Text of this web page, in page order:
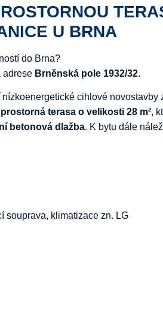
U BRNA
do Brna?
adrese Brněnská pole 1932/32.
nízkoenergetické cihlové novostavby
prostorná terasa o velikosti 28 m²,
betonová dlažba. K bytu dále
souprava, klimatizace zn. LG